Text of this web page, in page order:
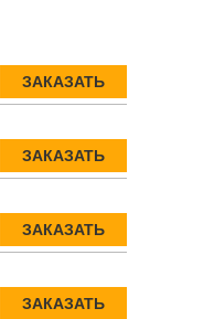
ЗАКАЗАТЬ
ЗАКАЗАТЬ
ЗАКАЗАТЬ
ЗАКАЗАТЬ